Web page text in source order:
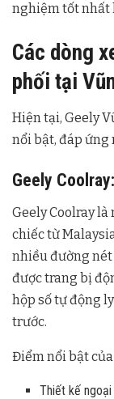
nghiệm tốt nhất
Các dòng
phối tại
Hiện tại, Geely
nổi bật, đáp ứng
Geely
Geely Coolray là
chiếc từ
nhiều đường nét
được trang bị
hộp số tự động
trước.
Điểm nổi bật của
Thiết kế